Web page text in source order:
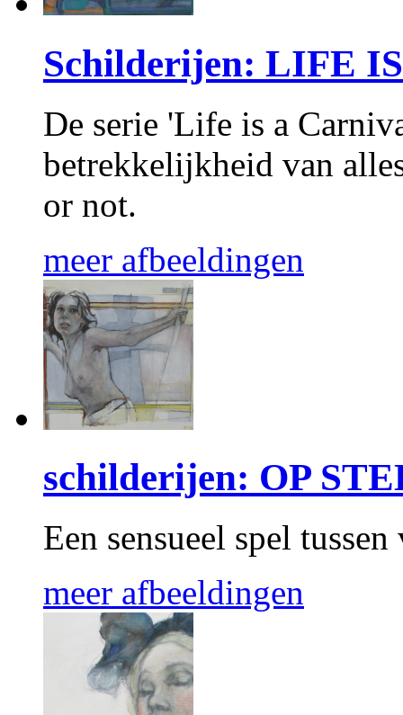
Schilderijen: LIFE
De serie 'Life is a
betrekkelijkheid van
or not.
meer afbeeldingen
schilderijen: OP
Een sensueel spel
meer afbeeldingen